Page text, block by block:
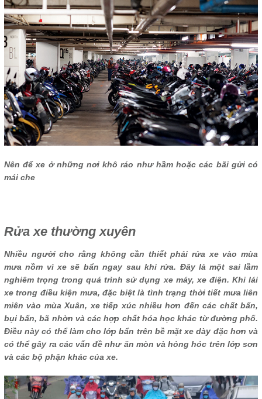
Nên để xe ở những nơi khô ráo như hầm hoặc các bãi gửi có
mái che
Rửa xe thường xuyên
Nhiều người cho rằng không cần thiết phải rửa xe vào mùa
mưa nồm vì xe sẽ bẩn ngay sau khi rửa. Đây là một sai lầm
nghiêm trọng trong quá trình sử dụng xe máy, xe điện. Khi lái
xe trong điều kiện mưa, đặc biệt là tình trạng thời tiết mưa liên
miên vào mùa Xuân, xe tiếp xúc nhiều hơn đến các chất bẩn,
bụi bẩn, bã nhờn và các hợp chất hóa học khác từ đường phố.
Điều này có thể làm cho lớp bẩn trên bề mặt xe dày đặc hơn và
có thể gây ra các vấn đề như ăn mòn và hỏng hóc trên lớp sơn
và các bộ phận khác của xe.